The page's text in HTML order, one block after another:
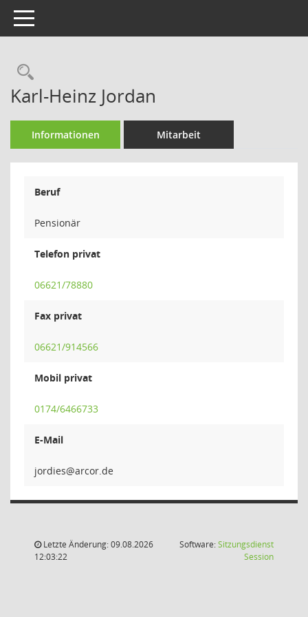
Toggle navigation
Rechercheauswahl
Karl-Heinz Jordan
Informationen Mitarbeit
Beruf
Pensionär
Telefon privat
06621/78880
Fax privat
06621/914566
Mobil privat
0174/6466733
E-Mail
sei
Letzte Änderung: 09.08.2026
12:03:22
Software:Sitzungsdienst
Session(Wird in